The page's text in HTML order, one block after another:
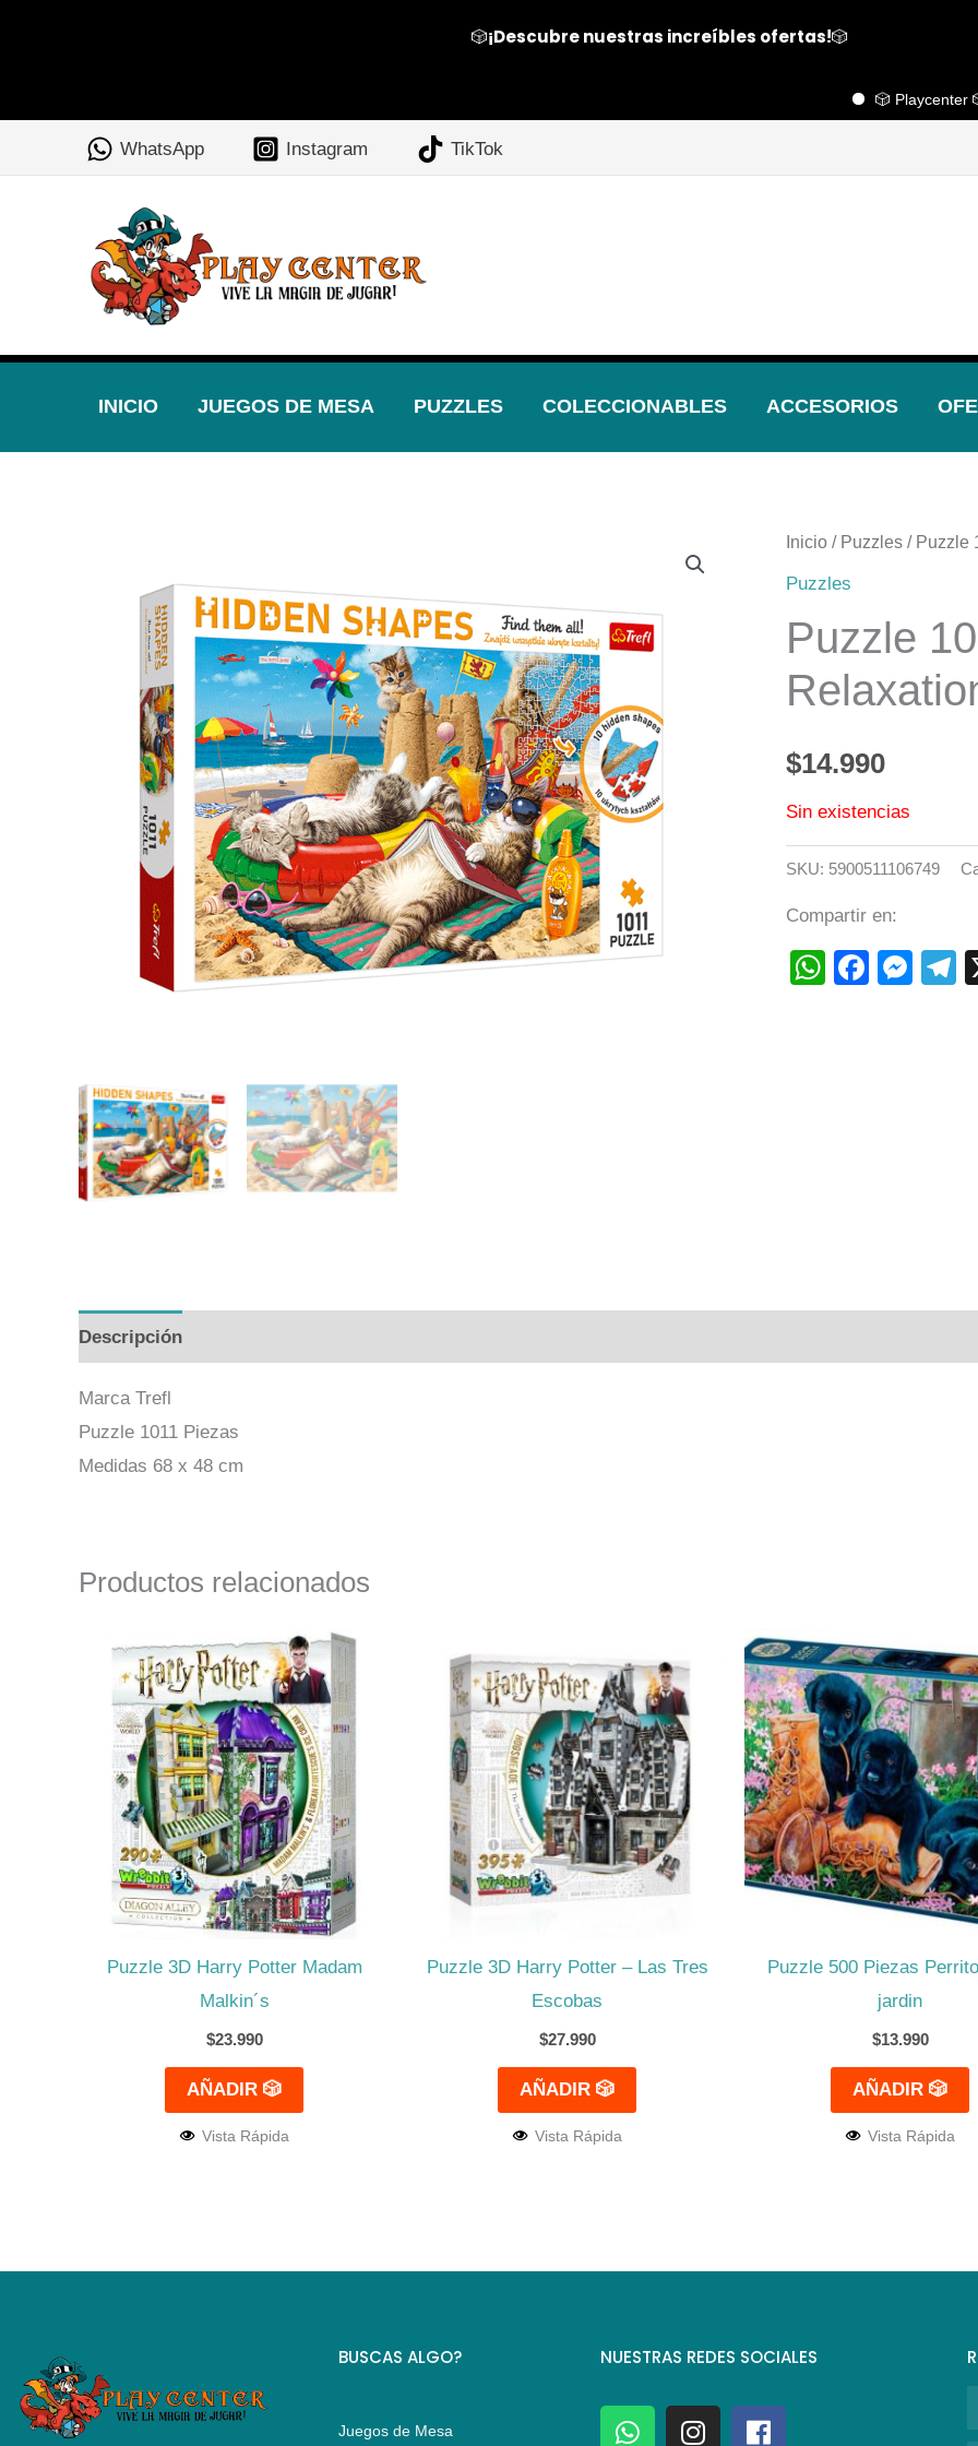
🎲 Playcenter 🎲
al
WhatsApp Instagram TikTok
INICIO JUEGOS DE MESA PUZZLES COLECCIONABLES ACCESORIOS
Inicio / Puzzles / Puzzle
Puzzles
Puzzle
$14.990
Sin existencias
SKU: 5900511106749
Compartir en:
Descripción
Marca Trefl
Puzzle 1011 Piezas
Medidas 68 x 48 cm
Productos relacionados
Puzzle 3D Harry Potter Madam
Malkin´s
$23.990
AÑADIR 🎲
Vista Rápida
Puzzle 3D Harry Potter – Las Tres
Escobas
$27.990
AÑADIR 🎲
Vista Rápida
Puzzle 500 Piezas
jardin
$13.990
AÑADIR 🎲
Vista Rápida
BUSCAS ALGO?
Juegos de Mesa
NUESTRAS REDES SOCIALES
W
I
F
🎲¡Descubre nuestras increíbles ofertas!🎲